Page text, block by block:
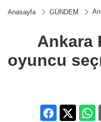
Anasayfa GÜNDEM
Ankara
oyuncu